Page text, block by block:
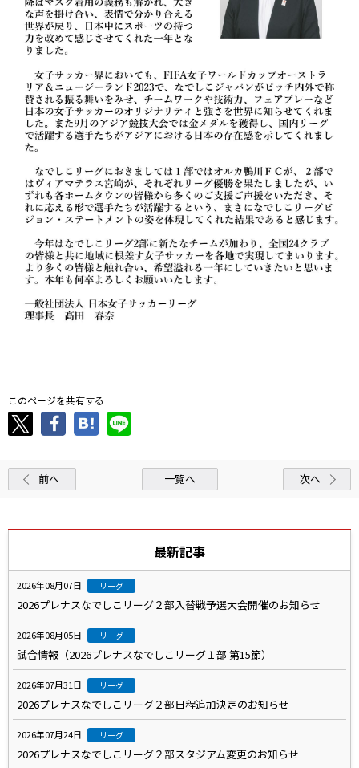
このページを共有する
前へ 一覧へ 次へ
最新記事
2026年08月07日 リーグ
2026プレナスなでしこリーグ２部入替戦予選大会開催のお知らせ
2026年08月05日 リーグ
試合情報（2026プレナスなでしこリーグ１部 第15節）
2026年07月31日 リーグ
2026プレナスなでしこリーグ２部日程追加決定のお知らせ
2026年07月24日 リーグ
2026プレナスなでしこリーグ２部スタジアム変更のお知らせ